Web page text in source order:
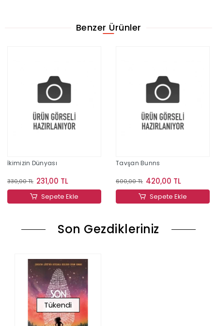
Benzer Ürünler
İkimizin Dünyası
330,00 TL 231,00 TL
Sepete Ekle
Tavşan Bunns
600,00 TL 420,00 TL
Sepete Ekle
Son Gezdikleriniz
Tükendi